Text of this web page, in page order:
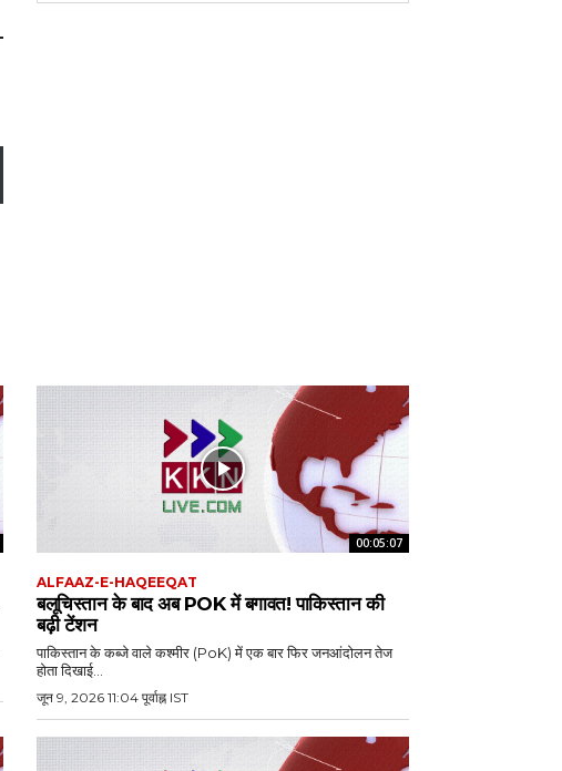
00:05:07
ALFAAZ-E-HAQEEQAT
बलूचिस्तान के बाद अब POK में बगावत! पाकिस्तान की
बढ़ी टेंशन
पाकिस्तान के कब्जे वाले कश्मीर (PoK) में एक बार फिर जनआंदोलन तेज
होता दिखाई...
जून 9, 2026 11:04 पूर्वाह्न IST